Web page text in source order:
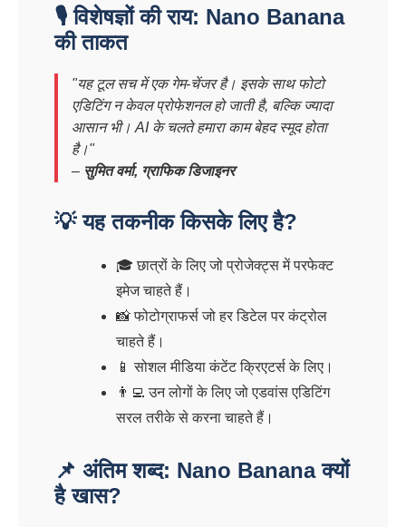
🎙️ विशेषज्ञों की राय: Nano Banana
की ताकत
"यह टूल सच में एक गेम-चेंजर है। इसके साथ फोटो
एडिटिंग न केवल प्रोफेशनल हो जाती है, बल्कि ज्यादा
आसान भी। AI के चलते हमारा काम बेहद स्मूद होता
है।"
– सुमित वर्मा, ग्राफिक डिजाइनर
💡 यह तकनीक किसके लिए है?
🎓 छात्रों के लिए जो प्रोजेक्ट्स में परफेक्ट
इमेज चाहते हैं।
📸 फोटोग्राफर्स जो हर डिटेल पर कंट्रोल
चाहते हैं।
📱 सोशल मीडिया कंटेंट क्रिएटर्स के लिए।
👨‍💻 उन लोगों के लिए जो एडवांस एडिटिंग
सरल तरीके से करना चाहते हैं।
📌 अंतिम शब्द: Nano Banana क्यों
है खास?